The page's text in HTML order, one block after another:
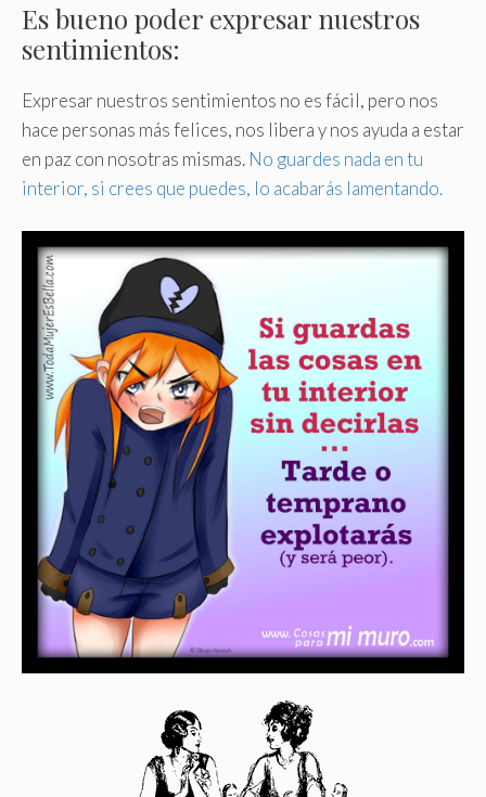
Es bueno poder expresar nuestros
sentimientos:
Expresar nuestros sentimientos no es fácil, pero nos
hace personas más felices, nos libera y nos ayuda a estar
en paz con nosotras mismas. No guardes nada en tu
interior, si crees que puedes, lo acabarás lamentando.